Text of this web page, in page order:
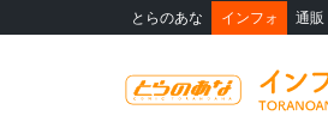
とらのあな インフォ 通販